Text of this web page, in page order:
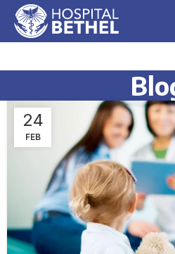
24
FEB